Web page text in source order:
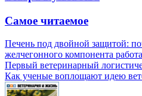
Самое читаемое
Печень под двойной защитой:
желчегонного компонента
Первый ветеринарный
Как ученые воплощают идею